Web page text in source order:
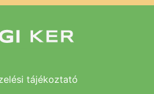
tájékoztató